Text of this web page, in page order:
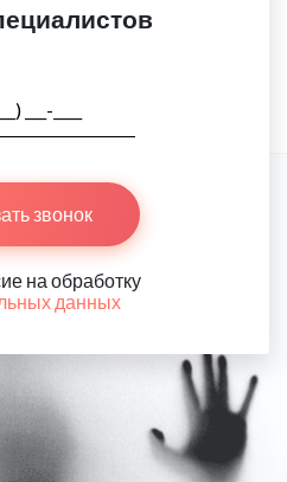
звонок
на обработку
данных